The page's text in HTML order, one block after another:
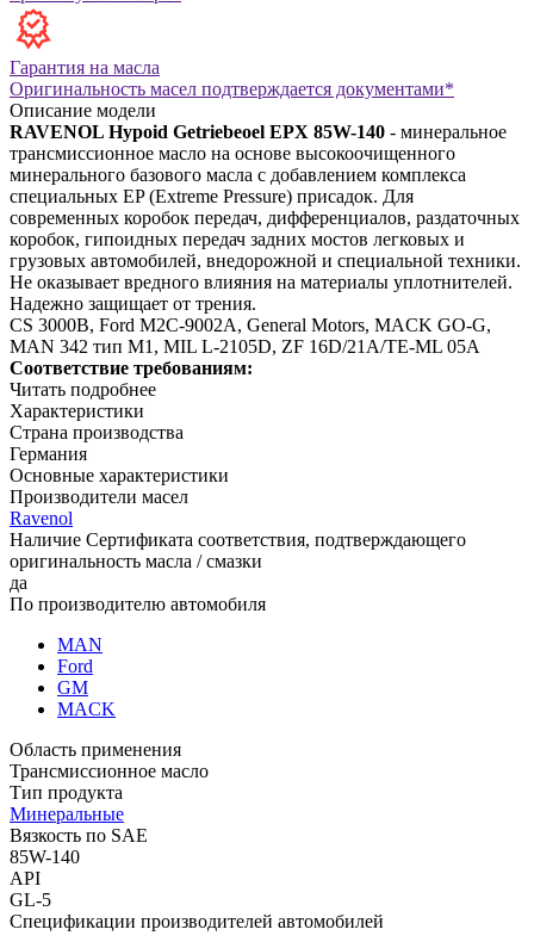
Гарантия на масла
Оригинальность масел подтверждается документами*
Описание модели
RAVENOL Hypoid Getriebeoel EPX 85W-140 - минеральное
трансмиссионное масло на основе высокоочищенного
минерального базового масла c добавлением комплекса
специальных EP (Extreme Pressure) присадок. Для
современных коробок передач, дифференциалов, раздаточных
коробок, гипоидных передач задних мостов легковых и
грузовых автомобилей, внедорожной и специальной техники.
Не оказывает вредного влияния на материалы уплотнителей.
Надежно защищает от трения.
CS 3000B, Ford M2C-9002A, General Motors, MACK GO-G,
MAN 342 тип M1, MIL L-2105D, ZF 16D/21A/TE-ML 05A
Соответствие требованиям:
Читать подробнее
Характеристики
Страна производства
Германия
Основные характеристики
Производители масел
Ravenol
Наличие Сертификата соответствия, подтверждающего
оригинальность масла / смазки
да
По производителю автомобиля
MAN
Ford
GM
MACK
Область применения
Трансмиссионное масло
Тип продукта
Минеральные
Вязкость по SAE
85W-140
API
GL-5
Спецификации производителей автомобилей